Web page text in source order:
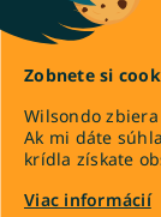
Zobnete si
Wilsondo
Ak mi dáte
krídla získate
Viac informácií